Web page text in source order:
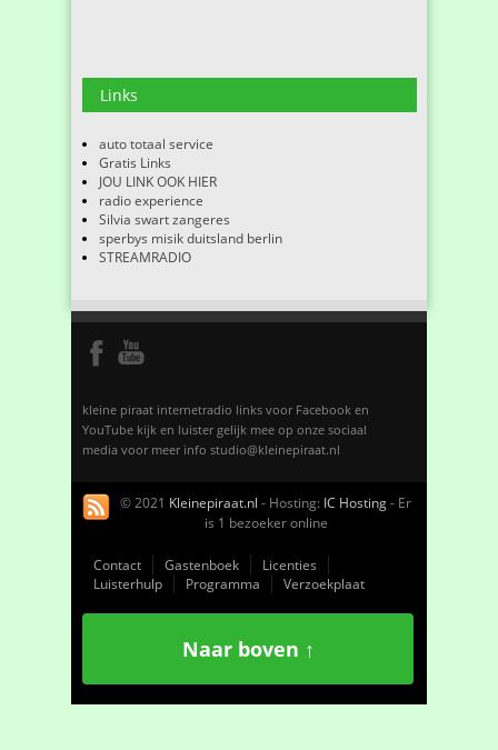
Links
auto totaal service
Gratis Links
JOU LINK OOK HIER
radio experience
Silvia swart zangeres
sperbys misik duitsland berlin
STREAMRADIO
kleine piraat internetradio links voor Facebook en
YouTube kijk en luister gelijk mee op onze sociaal
media voor meer info studio@kleinepiraat.nl
© 2021 Kleinepiraat.nl - Hosting: IC Hosting- Er
is 1 bezoeker online
Contact Gastenboek
Licenties
Luisterhulp
Programma Verzoekplaat
Naar boven ↑